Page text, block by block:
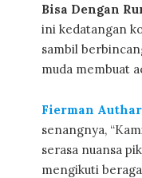
Bisa Dengan
ini kedatangan
sambil
muda membuat
Fierman
senangnya,
serasa nuansa
mengikuti